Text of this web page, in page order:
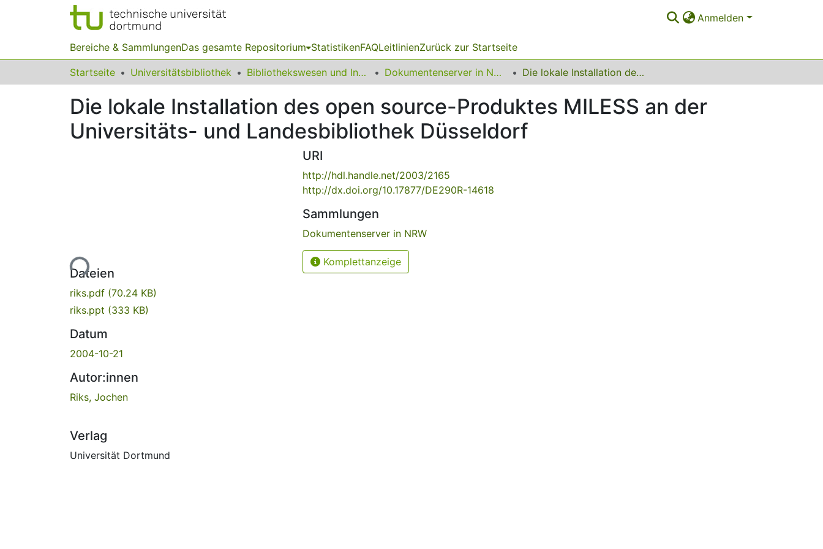
Anmelden
Bereiche & SammlungenDas gesamte Repositorium StatistikenFAQLeitlinienZurück zur Startseite
Startseite Universitätsbibliothek Bibliothekswesen und Information Dokumentenserver in NRW Die lokale Installation des open source-Produktes MILESS an der Universitäts- und Landesbibliothek Düsseldorf
Die lokale Installation des open source-Produktes MILESS an der
Universitäts- und Landesbibliothek Düsseldorf
Lade...
Dateien
riks.pdf (70.24 KB)
riks.ppt (333 KB)
Datum
2004-10-21
Autor:innen
Riks, Jochen
Verlag
Universität Dortmund
URI
http://hdl.handle.net/2003/2165
http://dx.doi.org/10.17877/DE290R-14618
Sammlungen
Dokumentenserver in NRW
Komplettanzeige